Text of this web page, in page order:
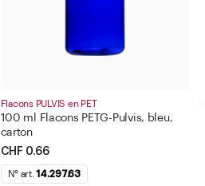
Flacons PULVIS en PET
100 ml Flacons PETG-Pulvis, bleu,
carton
CHF 0.66
N° art.14.297.63